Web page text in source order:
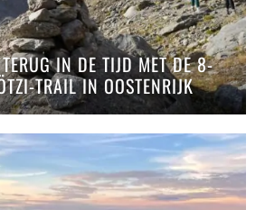
IN DE TIJD MET DE 8-
TRAIL IN OOSTENRIJK